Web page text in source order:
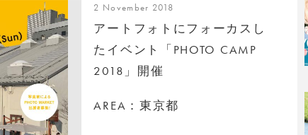
2 November 2018
アートフォトにフォーカスし
たイベント「PHOTO CAMP
2018」開催
AREA：東京都